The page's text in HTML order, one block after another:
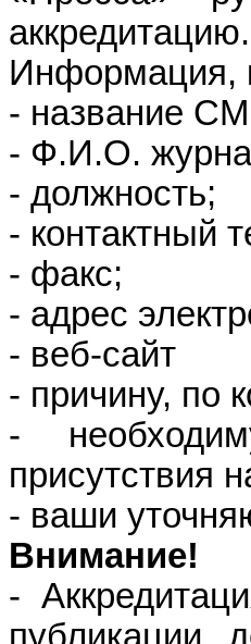
аккредитацию.
Информация,
- название
- Ф.И.О.
- должность;
- контактный
- факс;
- адрес
- веб-сайт
- причину, по
-
присутствия
- ваши
Внимание!
-